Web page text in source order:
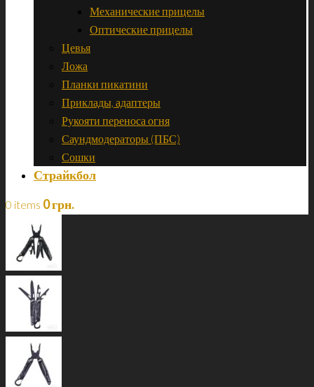
Механические прицелы
Оптические прицелы
Цевья
Ложа
Планки пикатини
Приклады, адаптеры
Рукояти переноса огня
Саундмодераторы (ПБС)
Сошки
Страйкбол
0 items 0грн.